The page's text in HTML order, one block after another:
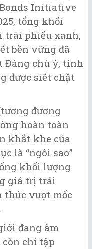
Bonds Initiative
tổng khối
trái phiếu xanh,
bền vững đã
Đáng chú ý, tính
được siết chặt
đương
hoàn toàn
khắt khe của
là “ngôi sao”
khối lượng
giá trị trái
vượt mốc
đang âm
chỉ tập